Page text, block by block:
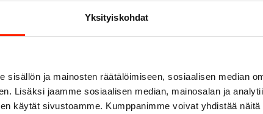
Yksityiskohdat
sisällön ja mainosten räätälöimiseen, sosiaalisen median
Lisäksi jaamme sosiaalisen median, mainosalan ja
käytät sivustoamme. Kumppanimme voivat yhdistää
sopimusvalmistajana.
erikoisammattilaisten
ratkaisuja.